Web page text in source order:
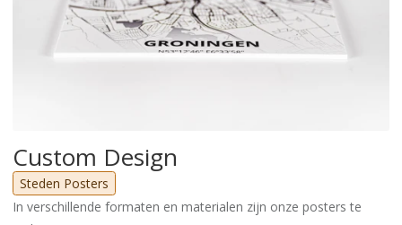
Custom Design
Steden Posters
In verschillende formaten en materialen zijn onze posters te